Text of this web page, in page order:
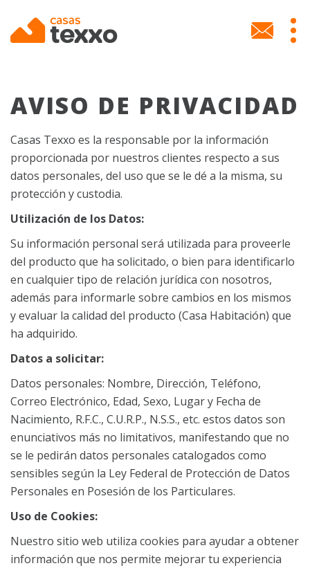
main
AVISO DE PRIVACIDAD
Casas Texxo es la responsable por la información
proporcionada por nuestros clientes respecto a sus
datos personales, del uso que se le dé a la misma, su
protección y custodia.
Utilización de los Datos:
Su información personal será utilizada para proveerle
del producto que ha solicitado, o bien para identificarlo
en cualquier tipo de relación jurídica con nosotros,
además para informarle sobre cambios en los mismos
y evaluar la calidad del producto (Casa Habitación) que
ha adquirido.
Datos a solicitar:
Datos personales: Nombre, Dirección, Teléfono,
Correo Electrónico, Edad, Sexo, Lugar y Fecha de
Nacimiento, R.F.C., C.U.R.P., N.S.S., etc. estos datos son
enunciativos más no limitativos, manifestando que no
se le pedirán datos personales catalogados como
sensibles según la Ley Federal de Protección de Datos
Personales en Posesión de los Particulares.
Uso de Cookies:
Nuestro sitio web utiliza cookies para ayudar a obtener
información que nos permite mejorar tu experiencia